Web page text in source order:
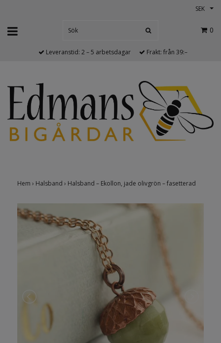
SEK
0
Leveranstid: 2 – 5 arbetsdagar Frakt: från 39:–
Hem › Halsband › Halsband – Ekollon, jade olivgrön – fasetterad